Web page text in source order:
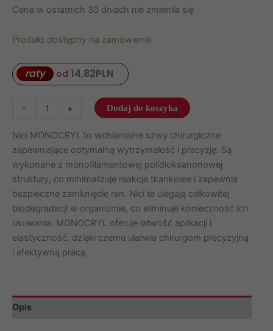
Cena w ostatnich 30 dniach nie zmieniła się
Produkt dostępny na zamówienie
raty od 14,82PLN
-
MONOCRYL
4/0
igła
19
mm
nić
45
cm
3/8
tnąca/kosmetyczna,
opak.
+ Dodaj do koszyka
Nici MONOCRYL to wchłanialne szwy chirurgiczne
zapewniające optymalną wytrzymałość i precyzję. Są
wykonane z monofilamentowej polidioksanonowej
struktury, co minimalizuje reakcje tkankowe i zapewnia
bezpieczne zamknięcie ran. Nici te ulegają całkowitej
biodegradacji w organizmie, co eliminuje konieczność ich
usuwania. MONOCRYL oferuje łatwość aplikacji i
elastyczność, dzięki czemu ułatwia chirurgom precyzyjną
i efektywną pracę.
Opis